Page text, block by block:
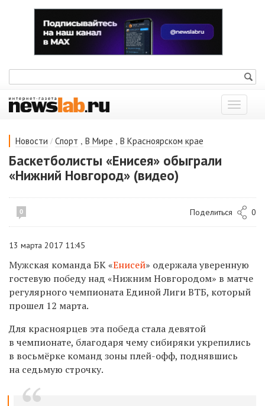
Показать
меню
Новости / Спорт , В Мире , В Красноярском крае
Баскетболисты «Енисея» обыграли
«Нижний Новгород» (видео)
0 Поделиться 0
13 марта 2017 11:45
Мужская команда БК «Енисей» одержала уверенную
гостевую победу над «Нижним Новгородом» в матче
регулярного чемпионата Единой Лиги ВТБ, который
прошел 12 марта.
Для красноярцев эта победа стала девятой
в чемпионате, благодаря чему сибиряки укрепились
в восьмёрке команд зоны плей-офф, поднявшись
на седьмую строчку.